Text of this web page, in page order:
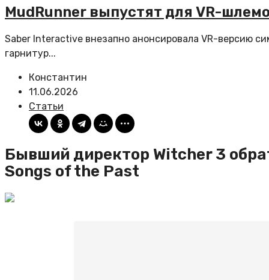
MudRunner выпустят для VR-
Saber Interactive внезапно анонсировала VR-версию
гарнитур...
Константин
11.06.2026
Статьи
Бывший директор Witcher 3
Songs of the Past